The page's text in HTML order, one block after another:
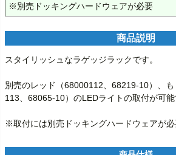
※別売ドッキングハードウェアが必要
商品説明
スタイリッシュなラゲッジラックです。
別売のレッド（68000112、68219-10）、
113、68065-10）のLEDライトの取付が可能
※取付には別売ドッキングハードウェアが必